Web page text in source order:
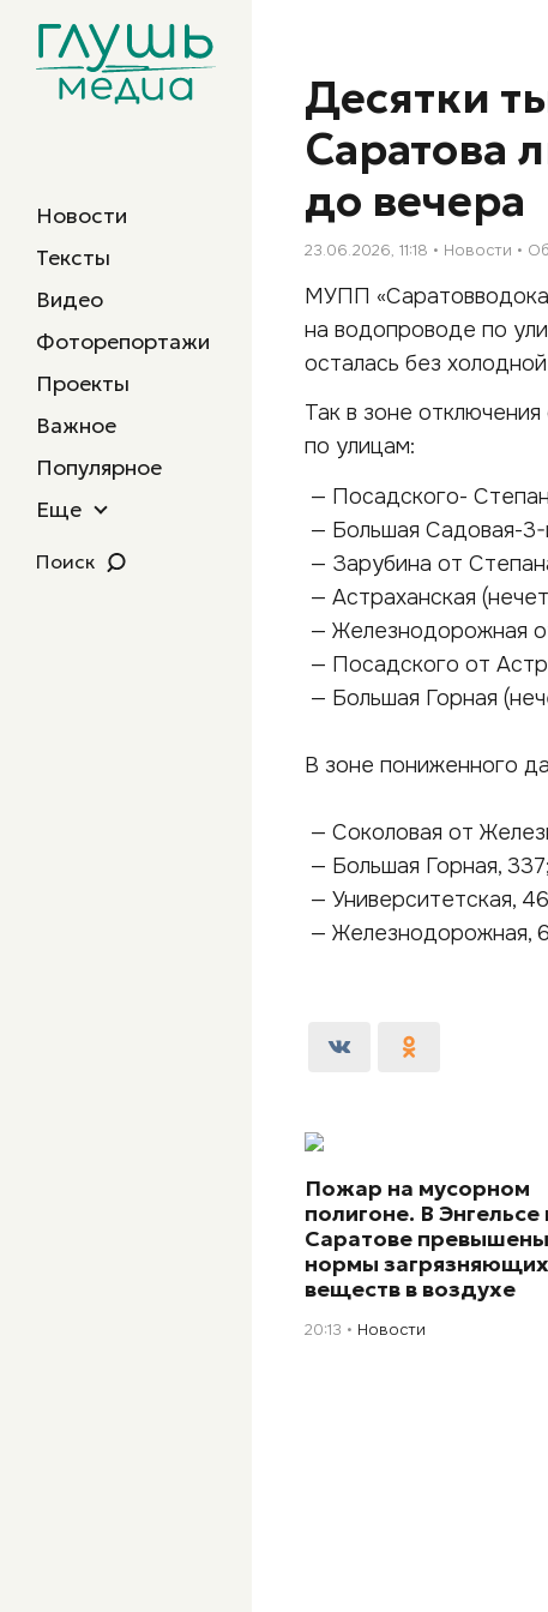
Новости
Тексты
Видео
Фоторепортажи
Проекты
Важное
Популярное
Еще
Поиск
Десятки
Саратова
до вечера
23.06.2026, 11:18 Новости
МУПП
на водопроводе по
осталась без
Так в зоне
по улицам:
— Посадского-
— Большая Садовая-
— Зарубина от
— Астраханская
— Железнодорожная
— Посадского от
— Большая Горная
В зоне пониженного
— Соколовая от
— Большая Горная, 337;
— Университетская,
— Железнодорожная,
Пожар на мусорном
полигоне. В Энгельсе
Саратове превышены
нормы загрязняющих
веществ в воздухе
20:13 Новости